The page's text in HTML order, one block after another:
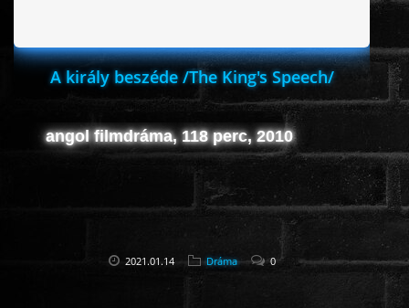
A király beszéde /The King's Speech/
angol filmdráma, 118 perc, 2010
2021.01.14 Dráma 0